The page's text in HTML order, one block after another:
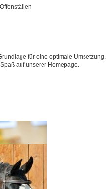
für eine optimale Umsetzung.
auf unserer Homepage.